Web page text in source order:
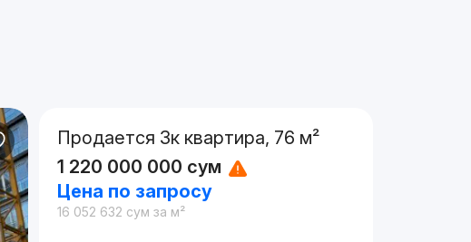
Продается 3к квартира, 76 м²
1 220 000 000 сум
Цена по запросу
16 052 632 сум за м²